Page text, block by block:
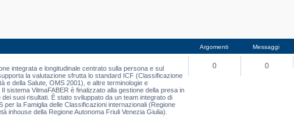
Argomenti Messaggi
integrata e longitudinale centrato sulla persona e sul
la valutazione sfrutta lo standard ICF (Classificazione
e della Salute, OMS 2001), e altre terminologie e
sistema VilmaFABER è finalizzato alla gestione della presa in
suoi risultati. È stato sviluppato da un team integrato di
per la Famiglia delle Classificazioni internazionali (Regione
inhouse della Regione Autonoma Friuli Venezia Giulia).
0 0